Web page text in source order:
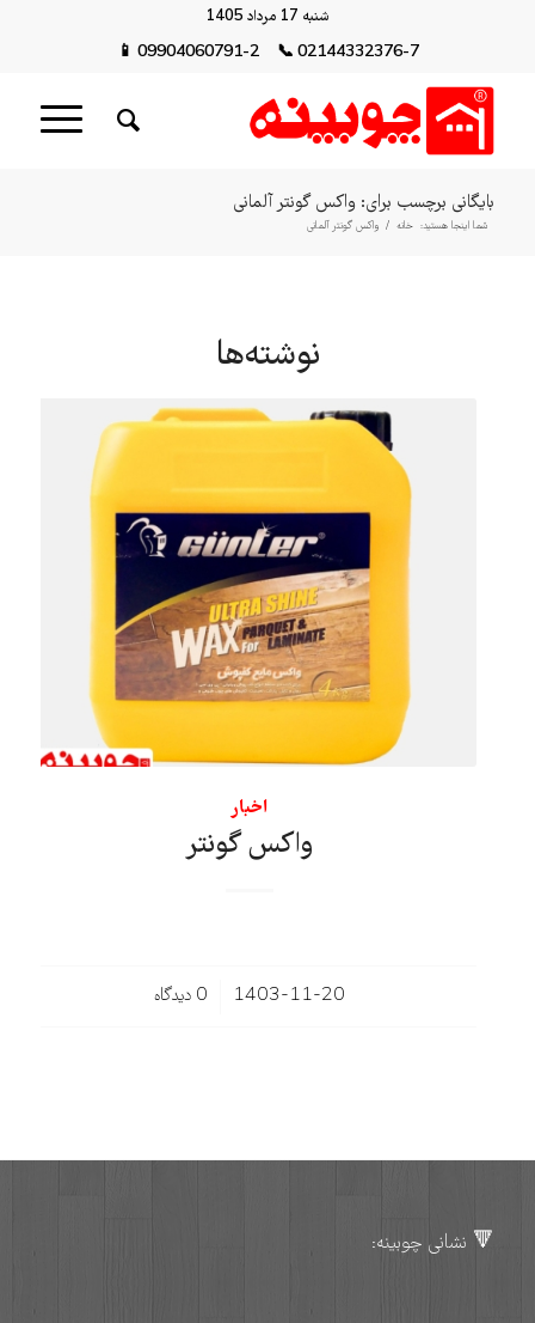
شنبه 17 مرداد 1405
02144332376-7
📞
09904060791-2
📱
بایگانی برچسب برای: واکس گونتر آلمانی
شما اینجا هستید: خانه / واکس گونتر آلمانی
نوشته‌ها
اخبار
واکس گونتر
1403-11-20
/ 0 دیدگاه‌
🔻 نشانی چوبینه: